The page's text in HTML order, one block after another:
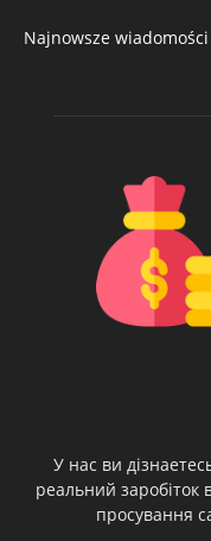
Najnowsze
У нас ви
реальний заробіток
просування